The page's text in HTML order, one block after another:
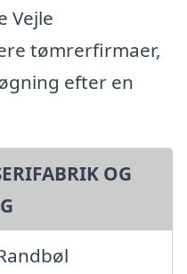
Vejle
tømrerfirmaer,
efter en
OG